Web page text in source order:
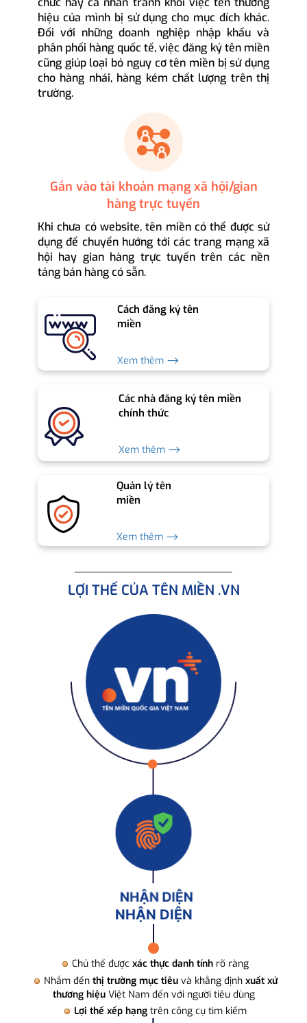
hiệu của mình bị sử dụng cho mục đích khác.
Đối với những doanh nghiệp nhập khẩu và
phân phối hàng quốc tế, việc đăng ký tên miền
cũng giúp loại bỏ nguy cơ tên miền bị sử dụng
cho hàng nhái, hàng kém chất lượng trên thị
trường.
Gắn vào tài khoản mạng xã hội/gian
hàng trực tuyến
Khi chưa có website, tên miền có thể được sử
dụng để chuyển hướng tới các trang mạng xã
hội hay gian hàng trực tuyến trên các nền
tảng bán hàng có sẵn.
Cách đăng ký tên
miền
Xem thêm ⟶
Các nhà đăng ký tên miền
chính thức
Xem thêm ⟶
Quản lý tên
miền
Xem thêm ⟶
LỢI THẾ CỦA TÊN MIỀN .VN
NHẬN DIỆN
Chủ thể được xác thực danh tính rõ ràng
Nhắm đến thị trường mục tiêuvà khẳng định xuất xứ
thương hiệuViệt Nam đến với người tiêu dùng
Lợi thế xếp hạng trên công cụ tìm kiếm